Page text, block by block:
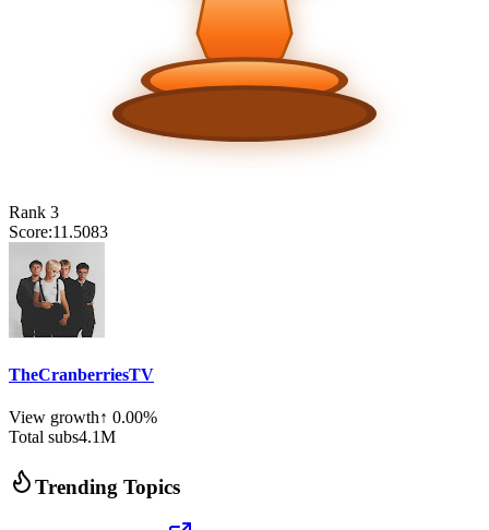
Rank 3
Score:11.5083
TheCranberriesTV
View growth↑ 0.00%
Total subs4.1M
Trending Topics